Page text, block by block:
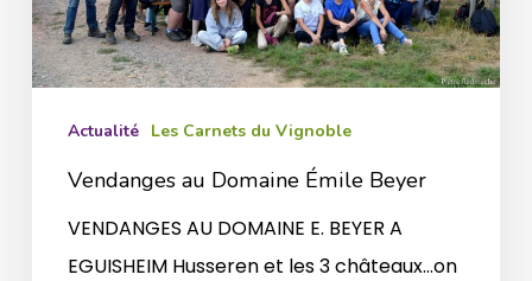
Actualité Les Carnets du Vignoble
Vendanges au Domaine Émile Beyer
VENDANGES AU DOMAINE E. BEYER A
EGUISHEIM Husseren et les 3 châteaux…on